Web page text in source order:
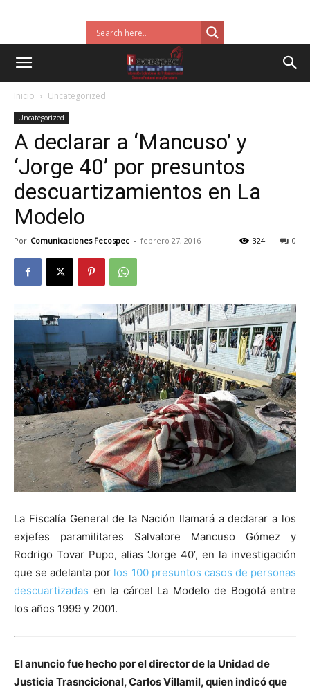
Inicio Uncategorized
Uncategorized
A declarar a ‘Mancuso’ y
‘Jorge 40’ por presuntos
descuartizamientos en La
Modelo
Por Comunicaciones Fecospec - febrero 27, 2016 0
324
La Fiscalía General de la Nación llamará a declarar a los
exjefes paramilitares Salvatore Mancuso Gómez y
Rodrigo Tovar Pupo, alias ‘Jorge 40’, en la investigación
que se adelanta por los 100 presuntos casos de personas
descuartizadas en la cárcel La Modelo de Bogotá entre
los años 1999 y 2001.
El anuncio fue hecho por el director de la Unidad de
Justicia Trasncicional, Carlos Villamil, quien indicó que